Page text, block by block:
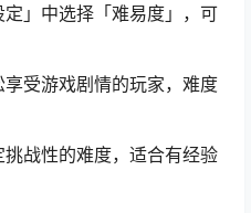
定」中选择「难易度」，可
受游戏剧情的玩家，难度
战性的难度，适合有经验